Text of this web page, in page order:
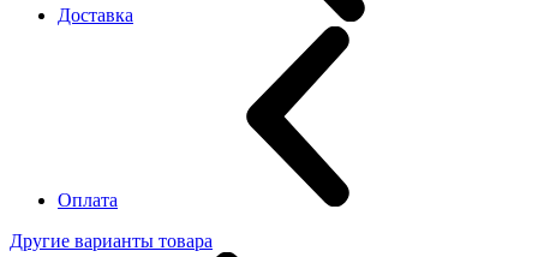
Доставка
Оплата
Другие варианты товара